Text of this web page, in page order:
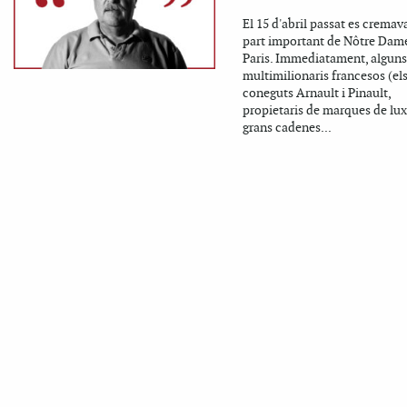
El 15 d'abril passat es
part important de Nôtre
Paris. Immediatament, alguns
multimilionaris francesos
coneguts Arnault i Pinault,
propietaris de marques de
grans cadenes...